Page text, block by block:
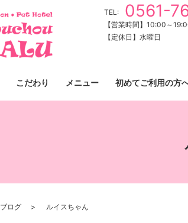
TEL: 0561-
【営業時間】10:00～
【定休日】水曜日
こだわり メニュー 初めてご利用の方
ブログ ルイスちゃん